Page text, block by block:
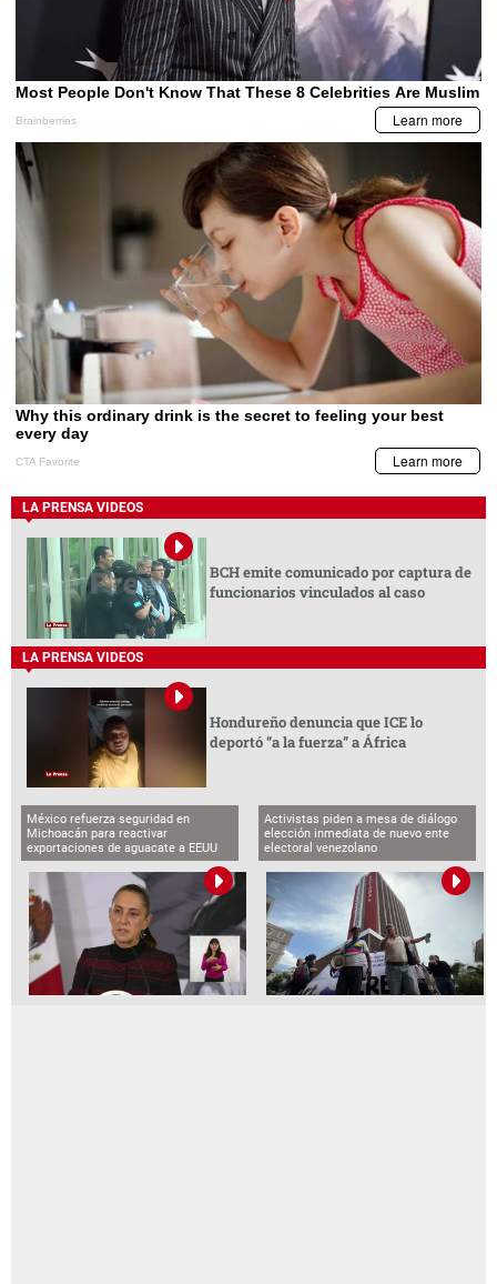
LA PRENSA VIDEOS
BCH emite comunicado por captura de
funcionarios vinculados al caso
LA PRENSA VIDEOS
Hondureño denuncia que ICE lo
deportó “a la fuerza” a África
México refuerza seguridad en
Michoacán para reactivar
exportaciones de aguacate a EEUU
Activistas piden a mesa de diálogo
elección inmediata de nuevo ente
electoral venezolano